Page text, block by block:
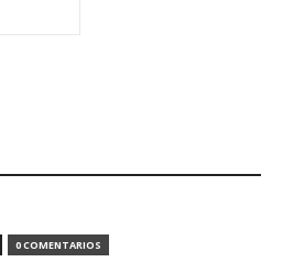
0 COMENTARIOS